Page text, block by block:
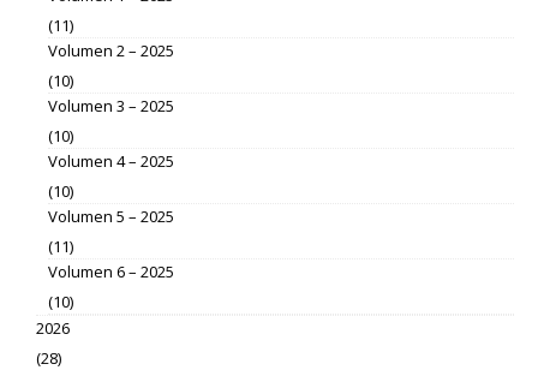
(11)
Volumen 2 – 2025
(10)
Volumen 3 – 2025
(10)
Volumen 4 – 2025
(10)
Volumen 5 – 2025
(11)
Volumen 6 – 2025
(10)
2026
(28)